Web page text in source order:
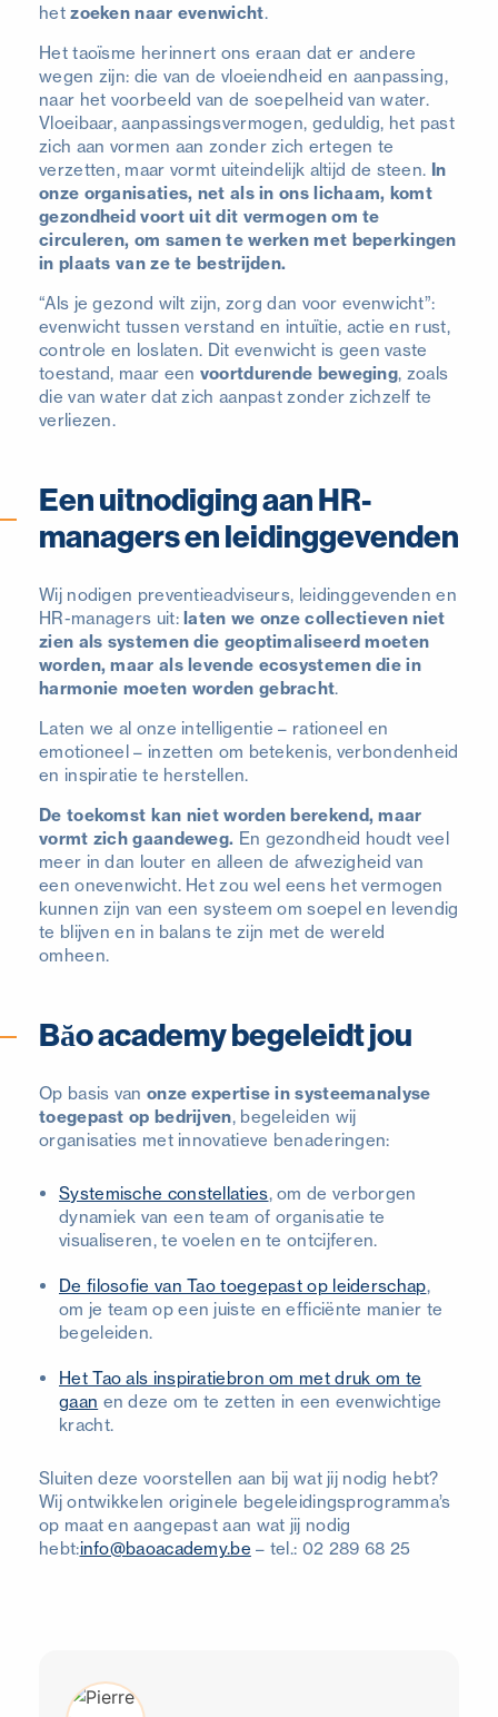
hetzoeken naar evenwicht.
Het taoïsme herinnert ons eraan dat er andere
wegen zijn: die van de vloeiendheid en aanpassing,
naar het voorbeeld van de soepelheid van water.
Vloeibaar, aanpassingsvermogen, geduldig, het past
zich aan vormen aan zonder zich ertegen te
verzetten, maar vormt uiteindelijk altijd de steen. In
onze organisaties, net als in ons lichaam, komt
gezondheid voort uit dit vermogen om te
circuleren, om samen te werken met beperkingen
in plaats van ze te bestrijden.
“Als je gezond wilt zijn, zorg dan voor evenwicht”:
evenwicht tussen verstand en intuïtie, actie en rust,
controle en loslaten. Dit evenwicht is geen vaste
toestand, maar een voortdurende beweging, zoals
die van water dat zich aanpast zonder zichzelf te
verliezen.
Een uitnodiging aan HR-
managers en leidinggevenden
Wij nodigen preventieadviseurs, leidinggevenden en
HR-managers uit:laten we onze collectieven niet
zien als systemen die geoptimaliseerd moeten
worden, maar als levende ecosystemen die in
harmonie moeten worden gebracht.
Laten we al onze intelligentie – rationeel en
emotioneel – inzetten om betekenis, verbondenheid
en inspiratie te herstellen.
De toekomst kan niet worden berekend, maar
vormt zich gaandeweg. En gezondheid houdt veel
meer in dan louter en alleen de afwezigheid van
een onevenwicht. Het zou wel eens het vermogen
kunnen zijn van een systeem om soepel en levendig
te blijven en in balans te zijn met de wereld
omheen.
Băo academy begeleidt jou
Op basis van onze expertise in systeemanalyse
toegepast op bedrijven, begeleiden wij
organisaties met innovatieve benaderingen:
Systemische constellaties, om de verborgen
dynamiek van een team of organisatie te
visualiseren, te voelen en te ontcijferen.
De filosofie van Tao toegepast op leiderschap,
om je team op een juiste en efficiënte manier te
begeleiden.
Het Tao als inspiratiebron om met druk om te
gaan en deze om te zetten in een evenwichtige
kracht.
Sluiten deze voorstellen aan bij wat jij nodig hebt?
Wij ontwikkelen originele begeleidingsprogramma’s
op maat en aangepast aan wat jij nodig
hebt:info@baoacademy.be – tel.: 02 289 68 25